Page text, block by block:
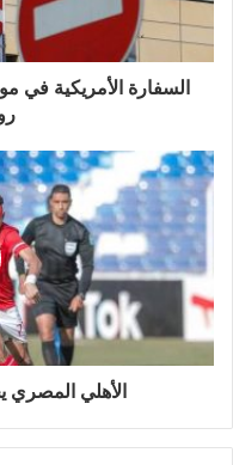
السفارة الأمريكية في
الأهلي المصري